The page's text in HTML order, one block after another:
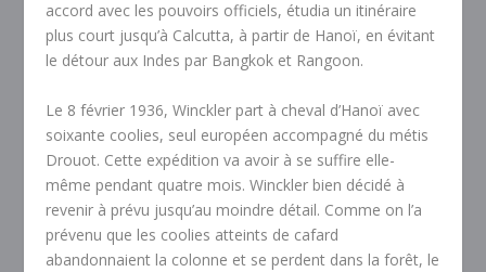
accord avec les pouvoirs officiels, étudia un itinéraire
plus court jusqu’à Calcutta, à partir de Hanoï, en évitant
le détour aux Indes par Bangkok et Rangoon.
Le 8 février 1936, Winckler part à cheval d’Hanoï avec
soixante coolies, seul européen accompagné du métis
Drouot. Cette expédition va avoir à se suffire elle-
même pendant quatre mois. Winckler bien décidé à
revenir à prévu jusqu’au moindre détail. Comme on l’a
prévenu que les coolies atteints de cafard
abandonnaient la colonne et se perdent dans la forêt, le